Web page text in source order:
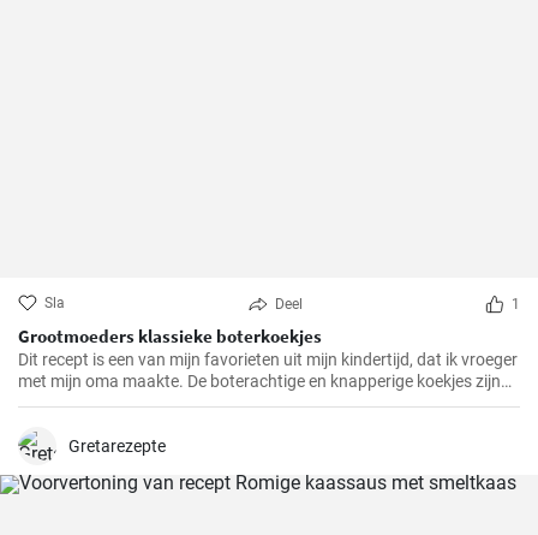
Sla Deel 1
Grootmoeders klassieke boterkoekjes
Dit recept is een van mijn favorieten uit mijn kindertijd, dat ik vroeger
met mijn oma maakte. De boterachtige en knapperige koekjes zijn
niet alleen makkelijk te maken, maar brengen ook diepe
hebben het recept door de jaren heen zorgvuldig verfijnd en hopen
Gretarezepte